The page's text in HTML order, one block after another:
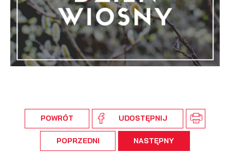
POWRÓT UDOSTĘPNIJ
POPRZEDNI NASTĘPNY
podmiotów trzecich lub firm będących naszymi partnerami
oraz innych dostawców usług. Firmy te działają w charakterze
pośredników prezentujących nasze treści w postaci
wiadomości, ofert, komunikatów mediów społecznościowych.